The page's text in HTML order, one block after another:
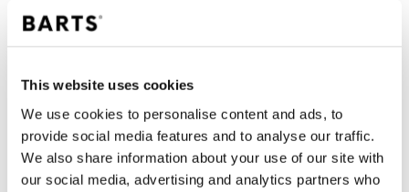
This website uses cookies
We use cookies to personalise content and ads, to
provide social media features and to analyse our traffic.
We also share information about your use of our site with
our social media, advertising and analytics partners who
IN WINKELWAGEN